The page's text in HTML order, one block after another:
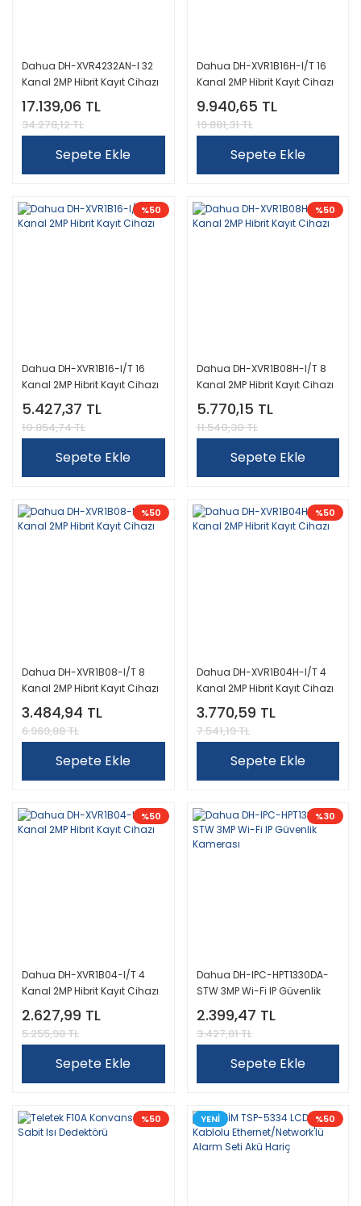
Dahua DH-XVR4232AN-I 32
Kanal 2MP Hibrit Kayıt Cihazı
17.139,06 TL
34.278,12 TL
Sepete Ekle
Dahua DH-XVR1B16H-I/T 16
Kanal 2MP Hibrit Kayıt Cihazı
9.940,65 TL
19.881,31 TL
Sepete Ekle
%50
Dahua DH-XVR1B16-I/T 16
Kanal 2MP Hibrit Kayıt Cihazı
5.427,37 TL
10.854,74 TL
Sepete Ekle
%50
Dahua DH-XVR1B08H-I/T 8
Kanal 2MP Hibrit Kayıt Cihazı
5.770,15 TL
11.540,30 TL
Sepete Ekle
%50
Dahua DH-XVR1B08-I/T 8
Kanal 2MP Hibrit Kayıt Cihazı
3.484,94 TL
6.969,88 TL
Sepete Ekle
%50
Dahua DH-XVR1B04H-I/T 4
Kanal 2MP Hibrit Kayıt Cihazı
3.770,59 TL
7.541,19 TL
Sepete Ekle
%50
Dahua DH-XVR1B04-I/T 4
Kanal 2MP Hibrit Kayıt Cihazı
2.627,99 TL
5.255,98 TL
Sepete Ekle
%30
Dahua DH-IPC-HPT1330DA-
STW 3MP Wi-Fi IP Güvenlik
Kamerası
2.399,47 TL
3.427,81 TL
Sepete Ekle
%50 %50
YENİ